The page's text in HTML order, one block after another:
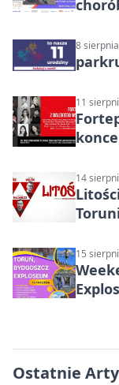
8
11
14
15
Ostatnie